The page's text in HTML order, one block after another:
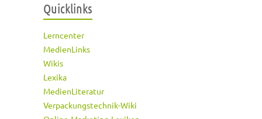
Quicklinks
Lerncenter
MedienLinks
Wikis
Lexika
MedienLiteratur
Verpackungstechnik-Wiki